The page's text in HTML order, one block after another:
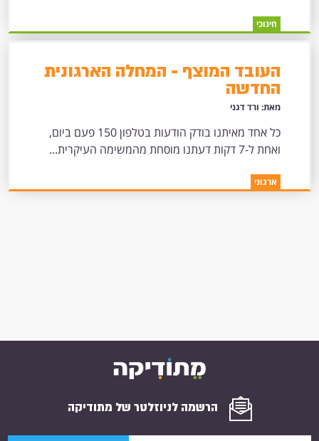
חינוכי
העובד המוצף - המחלה הארגונית
החדשה
מאת: ורד דגני
כל אחד מאיתנו בודק הודעות בטלפון 150 פעם ביום,
ואחת ל-7 דקות דעתנו מוסחת מהמשימה העיקרית...
ארגוני
הרשמה לניוזלטר של מתודיקה